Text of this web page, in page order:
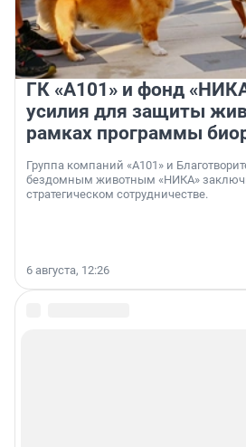
ГК «А101» и фонд
усилия для защиты
рамках программы
Группа компаний «А101» и
бездомным животным «НИКА»
стратегическом сотрудничестве.
6 августа, 12:26